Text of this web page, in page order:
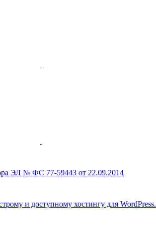
ЭЛ № ФС 77-59443 от 22.09.2014
и доступному хостингу для WordPress.